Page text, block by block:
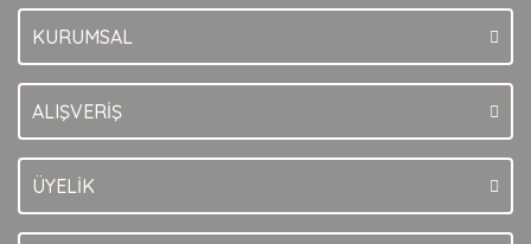
KURUMSAL
ALIŞVERİŞ
ÜYELİK